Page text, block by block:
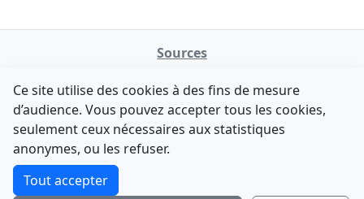
Sources
data.gouv.fr
Legifrance - API
Contact
F-Droid·App Store
Tchap
Comment avez-vous découvert NATINFo ?
Une courte réponse suffit (500 caractères max).
Ce site utilise des cookies à des fins de mesure
d’audience. Vous pouvez accepter tous les cookies,
seulement ceux nécessaires aux statistiques
anonymes, ou les refuser.
Tout accepter